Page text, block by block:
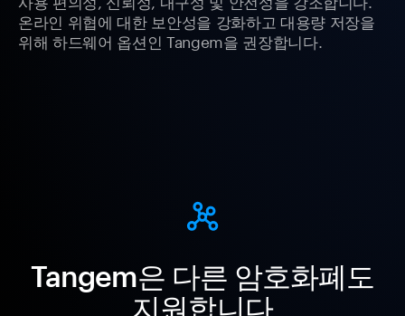
온라인 위협에 대한 보안성을 강화하고 대용량 저장을
위해 하드웨어 옵션인 Tangem을 권장합니다.
Tangem은 다른 암호화폐도
지원합니다